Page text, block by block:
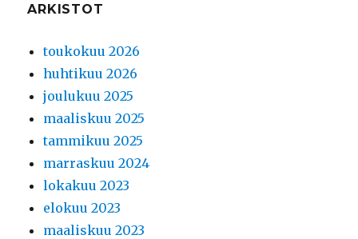
ARKISTOT
toukokuu 2026
huhtikuu 2026
joulukuu 2025
maaliskuu 2025
tammikuu 2025
marraskuu 2024
lokakuu 2023
elokuu 2023
maaliskuu 2023